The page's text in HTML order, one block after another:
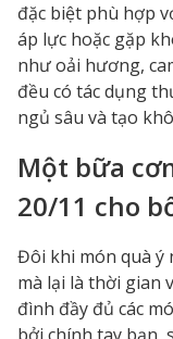
đặc biệt phù hợp
áp lực hoặc gặp
như oải hương,
đều có tác dụng
ngủ sâu và tạo
Một bữa
20/11 cho
Đôi khi món quà ý
mà lại là thời gian
đình đầy đủ các